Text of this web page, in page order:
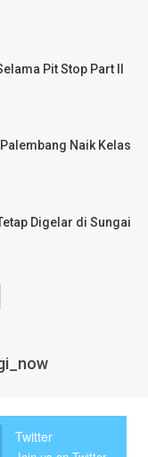
Pit Stop Part II
Naik Kelas
Digelar di Sungai
Twitter